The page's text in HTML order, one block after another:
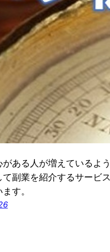
ある人が増えているよう
副業を紹介するサービス
す。